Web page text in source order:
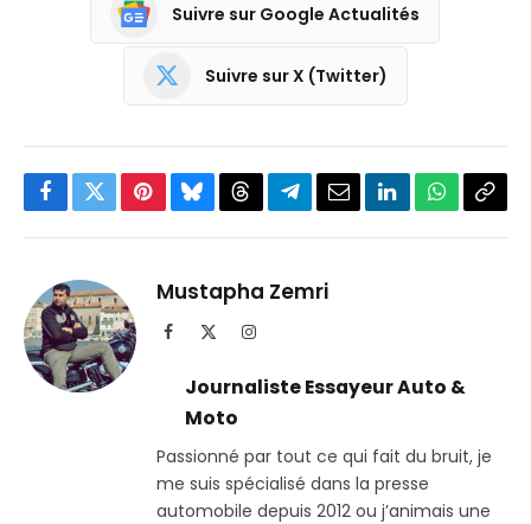
Suivre sur Google Actualités
Suivre sur X (Twitter)
Facebook
TwitterPinterestBlueskyThreadsPartager
Telegram
EmailLinkedInWhatsApp
Mustapha Zemri
Facebook Instagram
Journaliste Essayeur Auto &
Moto
Passionné par tout ce qui fait du bruit, je
me suis spécialisé dans la presse
automobile depuis 2012 ou j’animais une